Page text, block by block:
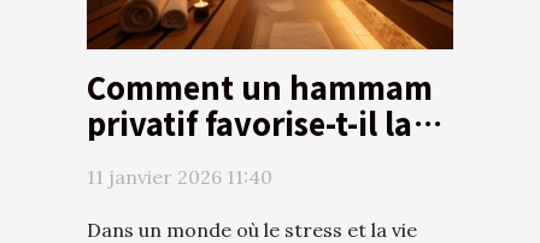
Comment un hammam
privatif favorise-t-il la
être ?
11 janvier 2026 11:40
Dans un monde où le stress et la vie